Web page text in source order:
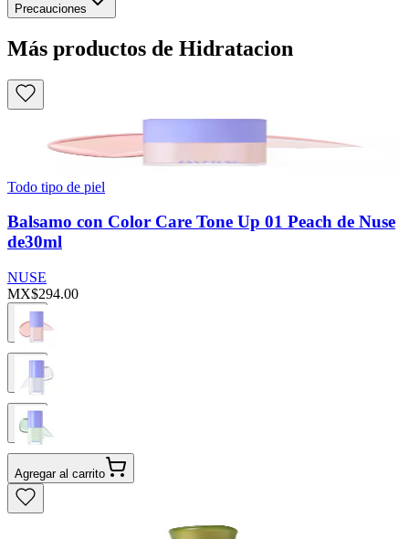
Precauciones
Más productos de Hidratacion
Todo tipo de piel
Balsamo con Color Care Tone Up 01 Peach de Nuse
de30ml
NUSE
MX$294.00
Agregar al carrito